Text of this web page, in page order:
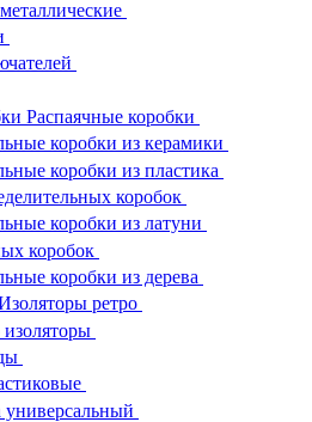
Распаячные коробки
коробки из керамики
коробки из пластика
коробок
коробки из латуни
коробок
коробки из дерева
ретро
изоляторы